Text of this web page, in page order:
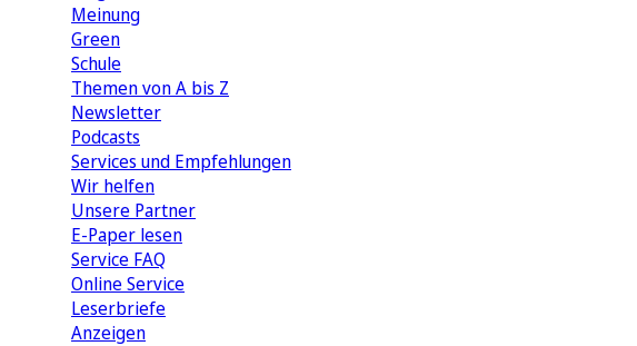
Meinung
Green
Schule
Themen von A bis Z
Newsletter
Podcasts
Services und Empfehlungen
Wir helfen
Unsere Partner
E-Paper lesen
Service FAQ
Online Service
Leserbriefe
Anzeigen